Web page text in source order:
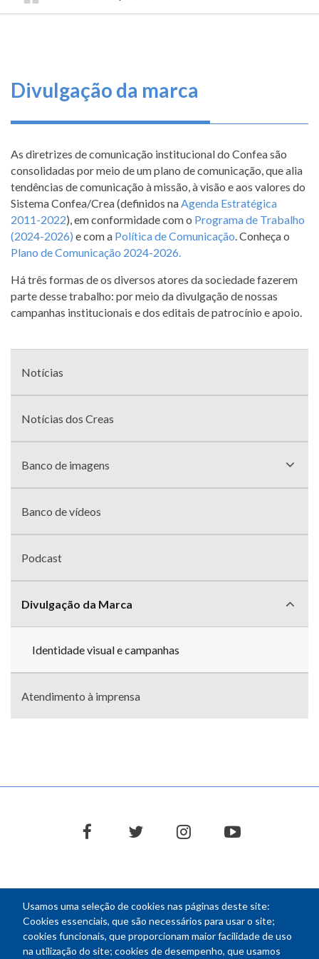
O
Fale
Conosco
Transparência
e
Prestação
Contas
TRILHA
CONSELHO
FEDERAL
Usamos uma seleção de cookies nas páginas deste site:
Cookies essenciais, que são necessários para usar o site;
cookies funcionais, que proporcionam maior facilidade de uso
na utilização do site; cookies de desempenho, que usamos
Divulgação da marca
As diretrizes de comunicação institucional do Confea são
consolidadas por meio de um plano de comunicação, que alia
tendências de comunicação à missão, à visão e aos valores do
Sistema Confea/Crea (definidos na Agenda Estratégica
2011-2022), em conformidade com o Programa de Trabalho
(2024-2026) e com a Política de Comunicação . Conheça o
Plano de Comunicação 2024-2026.
Há três formas de os diversos atores da sociedade fazerem
parte desse trabalho: por meio da divulgação de nossas
campanhas institucionais e dos editais de patrocínio e apoio.
comNotícias
Notícias dos Creas
Banco de imagens
Banco de vídeos
Podcast
Divulgação da Marca
Identidade visual e campanhas
Atendimento à imprensa
facebooktwitter instagramyoutube
NEWSLETTER